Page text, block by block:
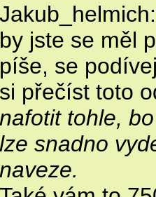
by jste se měl
píše, se
si přečíst toto
nafotit tohle,
lze snadno
naveze.